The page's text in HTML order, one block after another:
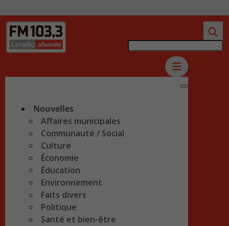
Nouvelles
Affaires municipales
Communauté / Social
Culture
Économie
Éducation
Environnement
Faits divers
Politique
Santé et bien-être